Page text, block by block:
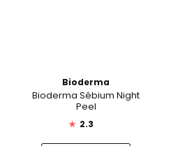
Bioderma
Bioderma Sébium Night
Peel
★ 2.3